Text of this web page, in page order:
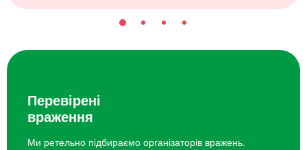
Перевірені
враження
Ми ретельно підбираємо організаторів вражень.